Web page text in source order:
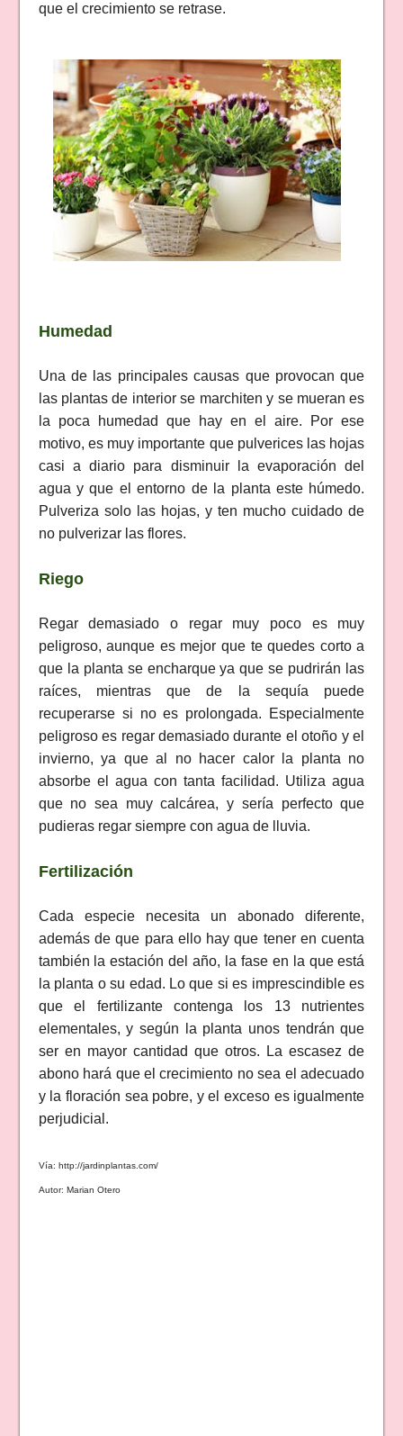
que el crecimiento se retrase.
Humedad
Una de las principales causas que provocan que
las plantas de interior se marchiten y se mueran es
la poca humedad que hay en el aire. Por ese
motivo, es muy importante que pulverices las hojas
casi a diario para disminuir la evaporación del
agua y que el entorno de la planta este húmedo.
Pulveriza solo las hojas, y ten mucho cuidado de
no pulverizar las flores.
Riego
Regar demasiado o regar muy poco es muy
peligroso, aunque es mejor que te quedes corto a
que la planta se encharque ya que se pudrirán las
raíces, mientras que de la sequía puede
recuperarse si no es prolongada. Especialmente
peligroso es regar demasiado durante el otoño y el
invierno, ya que al no hacer calor la planta no
absorbe el agua con tanta facilidad. Utiliza agua
que no sea muy calcárea, y sería perfecto que
pudieras regar siempre con agua de lluvia.
Fertilización
Cada especie necesita un abonado diferente,
además de que para ello hay que tener en cuenta
también la estación del año, la fase en la que está
la planta o su edad. Lo que si es imprescindible es
que el fertilizante contenga los 13 nutrientes
elementales, y según la planta unos tendrán que
ser en mayor cantidad que otros. La escasez de
abono hará que el crecimiento no sea el adecuado
y la floración sea pobre, y el exceso es igualmente
perjudicial.
Vía: http://jardinplantas.com/
Autor: Marian Otero